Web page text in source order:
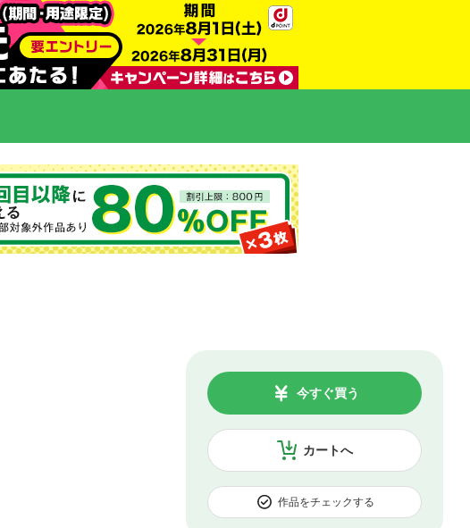
カートへ
今すぐ買う
作品をチェックする